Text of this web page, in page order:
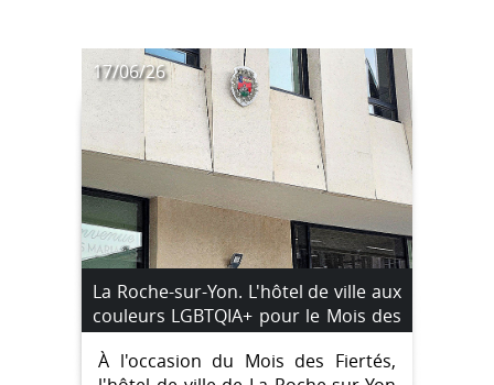
17/06/26
La Roche-sur-Yon. L'hôtel de ville aux
couleurs LGBTQIA+ pour le Mois des
Fiertés
À l'occasion du Mois des Fiertés,